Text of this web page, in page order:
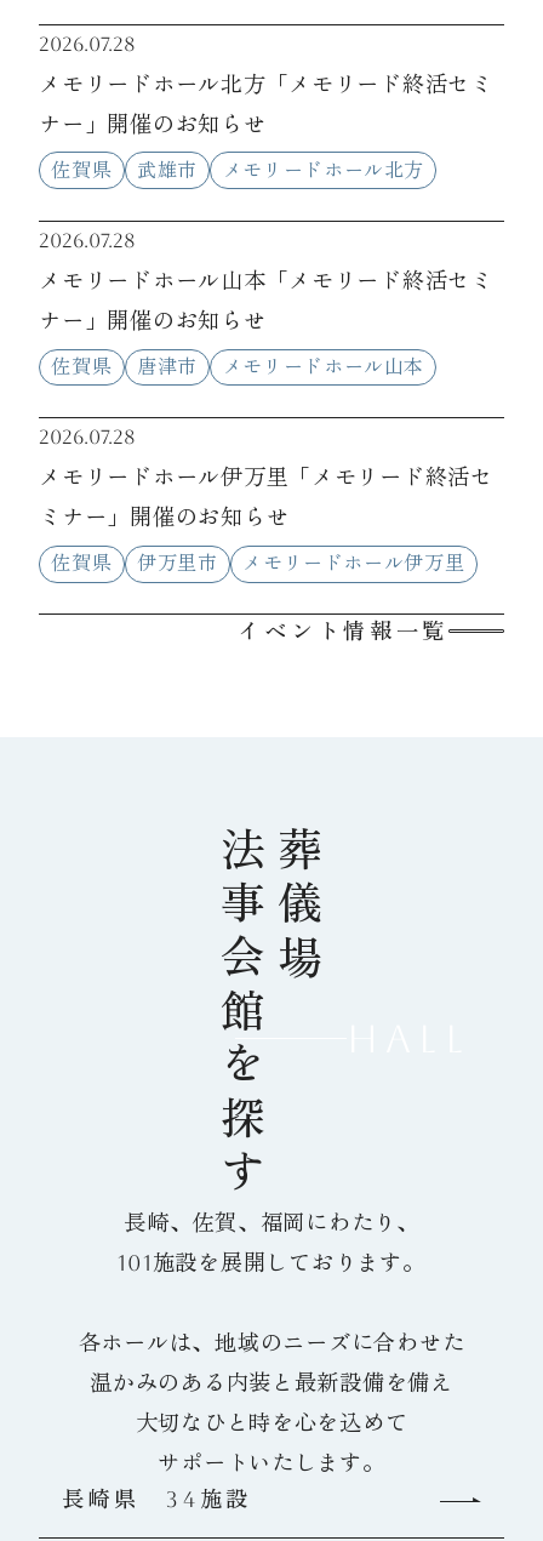
2026.07.28
メモリードホール北方「メモリード終活セミ
ナー」開催のお知らせ
佐賀県 武雄市 メモリードホール北方
2026.07.28
メモリードホール山本「メモリード終活セミ
ナー」開催のお知らせ
佐賀県 唐津市 メモリードホール山本
2026.07.28
メモリードホール伊万里「メモリード終活セ
ミナー」開催のお知らせ
佐賀県 伊万里市 メモリードホール伊万里
イベント情報一覧
葬儀場
法事会館を探す
長崎、佐賀、福岡にわたり、
101施設を展開しております。
各ホールは、地域のニーズに合わせた
温かみのある内装と最新設備を備え
大切なひと時を心を込めて
サポートいたします。
長崎県 34施設